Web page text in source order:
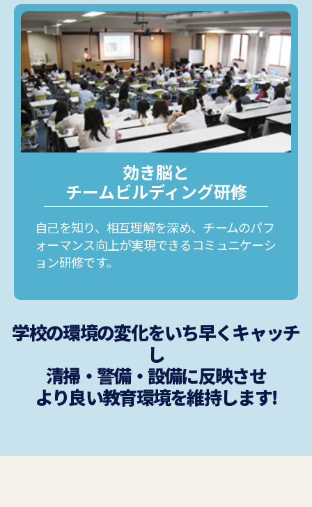
効き脳と
チームビルディング研修
自己を知り、相互理解を深め、チームのパフ
ォーマンス向上が実現できるコミュニケーシ
ョン研修です。
学校の環境の変化をいち早くキャッチ
し
清掃・警備・設備に反映させ
より良い教育環境を維持します!